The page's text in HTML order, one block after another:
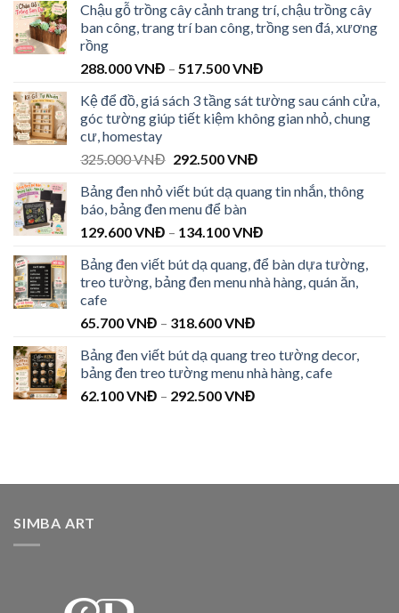
Chậu gỗ trồng cây cảnh trang trí, chậu trồng cây
ban công, trang trí ban công, trồng sen đá, xương
rồng
288.000VNĐ – 517.500VNĐ
Kệ để đồ, giá sách 3 tầng sát tường sau cánh cửa,
góc tường giúp tiết kiệm không gian nhỏ, chung
cư, homestay
325.000VNĐ 292.500VNĐ
Bảng đen nhỏ viết bút dạ quang tin nhắn, thông
báo, bảng đen menu để bàn
129.600VNĐ – 134.100VNĐ
Bảng đen viết bút dạ quang, để bàn dựa tường,
treo tường, bảng đen menu nhà hàng, quán ăn,
cafe
65.700VNĐ – 318.600VNĐ
Bảng đen viết bút dạ quang treo tường decor,
bảng đen treo tường menu nhà hàng, cafe
62.100VNĐ – 292.500VNĐ
SIMBA ART